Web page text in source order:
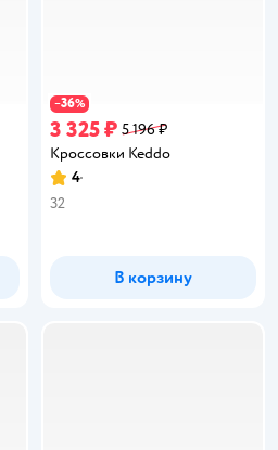
−36%
3 325 ₽ 5 196 ₽
Кроссовки Keddo
Рейтинг:
4
32
В корзину